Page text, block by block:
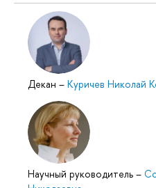
Декан – Куричев Николай
Научный руководитель –